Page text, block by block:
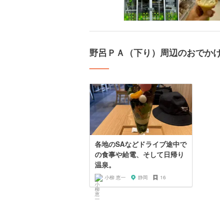
野呂ＰＡ（下り）周辺のおでか
各地のSAなどドライブ途中で
の食事や給電、そして日帰り
温泉。
小柳 恵一 静岡 16